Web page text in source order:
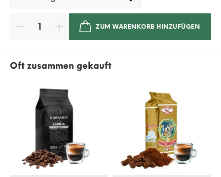
ZUM WARENKORB HINZUFÜGEN
Oft zusammen gekauft